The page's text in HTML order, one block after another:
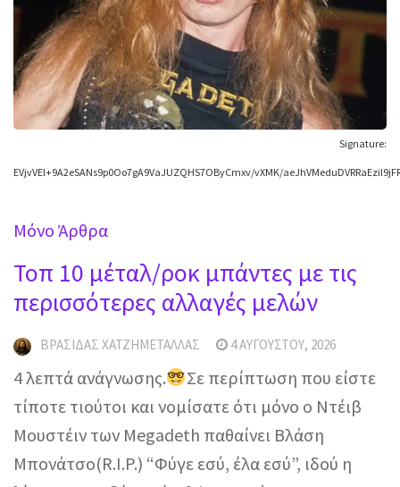
Signature:
EVjvVEl+9A2eSANs9p0Oo7gA9VaJUZQHS7OByCmxv/vXMK/
Mόνο Άρθρα
Τοπ 10 μέταλ/ροκ μπάντες με τις
περισσότερες αλλαγές μελών
ΒΡΑΣΊΔΑΣ ΧΑΤΖΗΜΕΤΑΛΛΆΣ 4 ΑΥΓΟΎΣΤΟΥ, 2026
4 λεπτά ανάγνωσης.
Σε περίπτωση που είστε
τίποτε τιούτοι και νομίσατε ότι μόνο ο Ντέιβ
Μουστέιν των Megadeth παθαίνει Βλάση
Μπονάτσο(R.I.P.) “Φύγε εσύ, έλα εσύ”, ιδού η